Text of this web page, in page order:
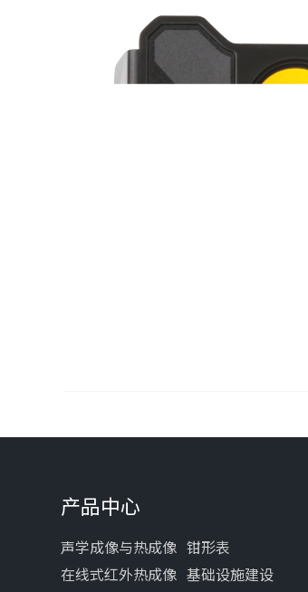
产品中心
声学成像与热成像
在线式红外热成像
钳形表
基础设施建设